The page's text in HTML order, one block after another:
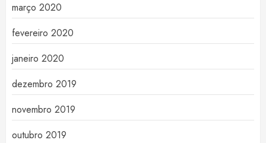
março 2020
fevereiro 2020
janeiro 2020
dezembro 2019
novembro 2019
outubro 2019